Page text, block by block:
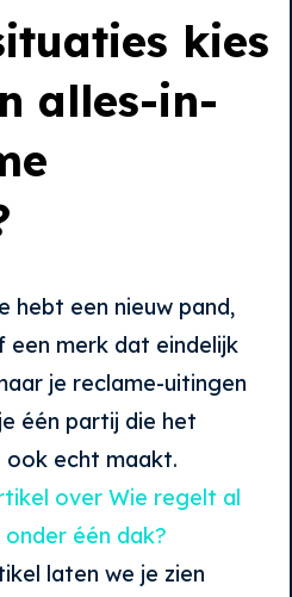
kies
alles-in-
hebt een nieuw pand,
merk dat eindelijk
je reclame-uitingen
één partij die het
echt maakt.
over Wie regelt al
één dak?
laten we je zien